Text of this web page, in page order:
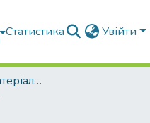
Статистика Увійти
Конференції та матеріали конференцій